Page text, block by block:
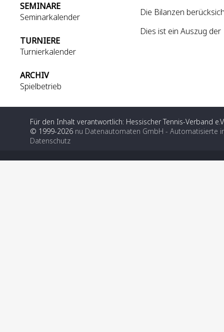
SEMINARE
Seminarkalender
TURNIERE
Turnierkalender
ARCHIV
Spielbetrieb
Die Bilanzen
Dies ist ein Auszug
Für den Inhalt verantwortlich: Hessischer Tennis-Verband
© 1999-2026 nu Datenautomaten GmbH - Automatisierte
Datenschutz